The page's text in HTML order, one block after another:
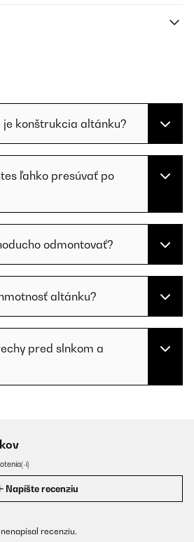
konštrukcia altánku?
ľahko presúvať po
odmontovať?
altánku?
pred slnkom a
í)
Napíšte recenziu
recenziu.